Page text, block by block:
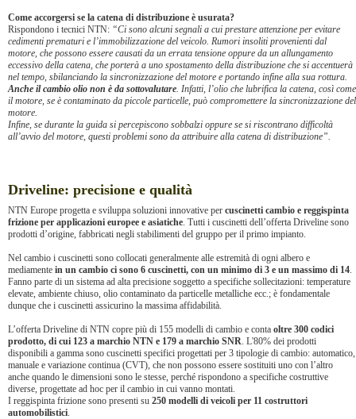
Come accorgersi se la catena di distribuzione è usurata?
Rispondono i tecnici NTN: “Ci sono alcuni segnali a cui prestare attenzione per evitare
cedimenti prematuri e l’immobilizzazione del veicolo. Rumori insoliti provenienti dal
motore, che possono essere causati da un errata tensione oppure da un allungamento
eccessivo della catena, che porterà a uno spostamento della distribuzione che si accentuerà
nel tempo, sbilanciando la sincronizzazione del motore e portando infine alla sua rottura.
Anche il cambio olio non è da sottovalutare. Infatti, l’olio che lubrifica la catena, così come
il motore, se è contaminato da piccole particelle, può compromettere la sincronizzazione del
motore.
Infine, se durante la guida si percepiscono sobbalzi oppure se si riscontrano difficoltà
all’avvio del motore, questi problemi sono da attribuire alla catena di distribuzione”.
Driveline: precisione e qualità
NTN Europe progetta e sviluppa soluzioni innovative per cuscinetti cambio e reggispinta
frizione per applicazioni europee e asiatiche. Tutti i cuscinetti dell’offerta Driveline sono
prodotti d’origine, fabbricati negli stabilimenti del gruppo per il primo impianto.
Nel cambio i cuscinetti sono collocati generalmente alle estremità di ogni albero e
mediamente in un cambio ci sono 6 cuscinetti, con un minimo di 3 e un massimo di 14.
Fanno parte di un sistema ad alta precisione soggetto a specifiche sollecitazioni: temperature
elevate, ambiente chiuso, olio contaminato da particelle metalliche ecc.; è fondamentale
dunque che i cuscinetti assicurino la massima affidabilità.
L’offerta Driveline di NTN copre più di 155 modelli di cambio e conta oltre 300 codici
prodotto, di cui 123 a marchio NTN e 179 a marchio SNR. L'80% dei prodotti
disponibili a gamma sono cuscinetti specifici progettati per 3 tipologie di cambio: automatico,
manuale e variazione continua (CVT), che non possono essere sostituiti uno con l’altro
anche quando le dimensioni sono le stesse, perché rispondono a specifiche costruttive
diverse, progettate ad hoc per il cambio in cui vanno montati.
I reggispinta frizione sono presenti su 250 modelli di veicoli per 11 costruttori
automobilistici.